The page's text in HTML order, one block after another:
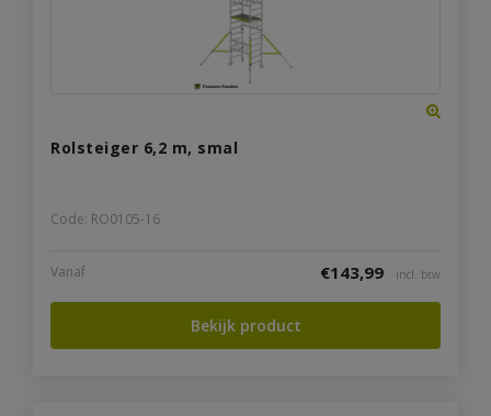
Rolsteiger 6,2 m, smal
Code: RO0105-16
Vanaf €143,99 incl. btw
Bekijk product